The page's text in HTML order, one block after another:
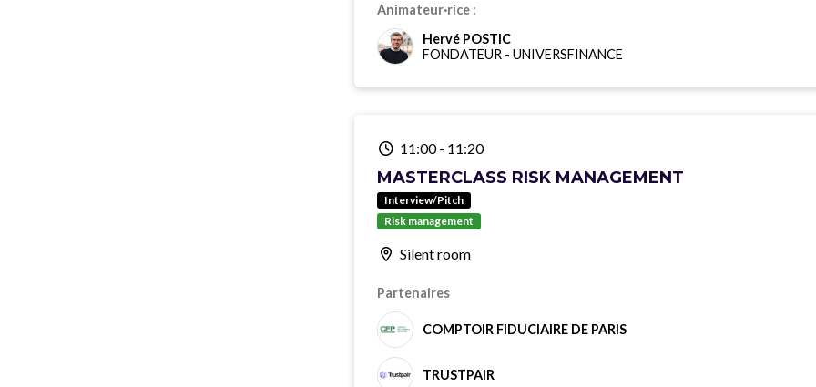
Animateur·rice :
Hervé POSTIC
FONDATEUR- UNIVERSFINANCE
11:00- 11:20
MASTERCLASS RISK MANAGEMENT
Interview/Pitch
Risk management
Silent room
Partenaires
COMPTOIR FIDUCIAIRE DE PARIS
TRUSTPAIR